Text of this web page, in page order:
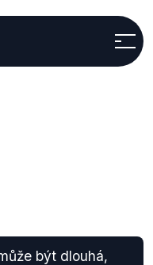
být dlouhá,